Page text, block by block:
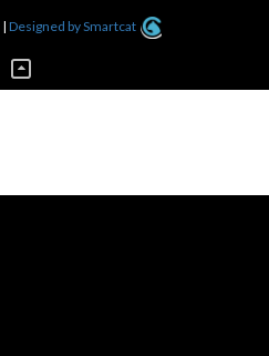
|Designed by Smartcat